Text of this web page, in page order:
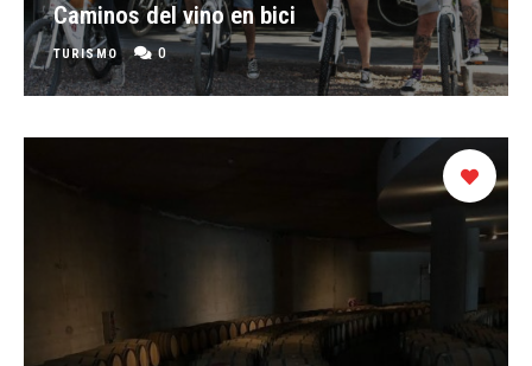
Caminos del vino en bici
TURISMO 0